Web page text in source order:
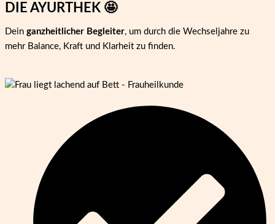
DIE AYURTHEK 🤩
Dein ganzheitlicher Begleiter, um durch die Wechseljahre zu
mehr Balance, Kraft und Klarheit zu finden.